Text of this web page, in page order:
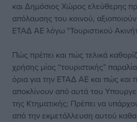
και Δημόσιος Χώρος ελεύθερης
απόλαυσης του κοινού,
ΕΤΑΔ ΑΕ λόγω “Τουριστικού
Πώς πρέπει και πώς τελικά
χρήσης μίας “τουριστικής”
όρια για την ΕΤΑΔ ΑΕ και πώς
αποκλίνουν από αυτά του
της Κτηματικής; Πρέπει να
από την εκμετάλλευση αυτού